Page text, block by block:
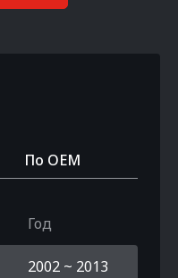
По OEM
Год
2002 ~ 2013